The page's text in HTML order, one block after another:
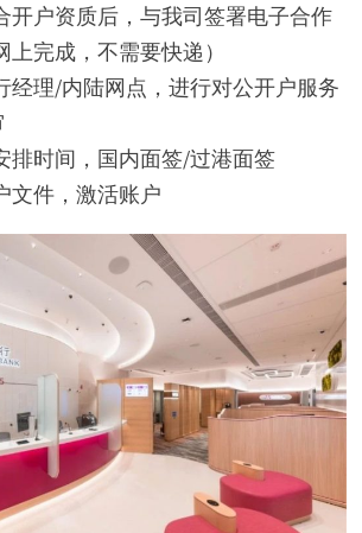
开户资质后，与我司签署电子合作
完成，不需要快递）
经理/内陆网点，进行对公开户服务
排时间，国内面签/过港面签
文件，激活账户